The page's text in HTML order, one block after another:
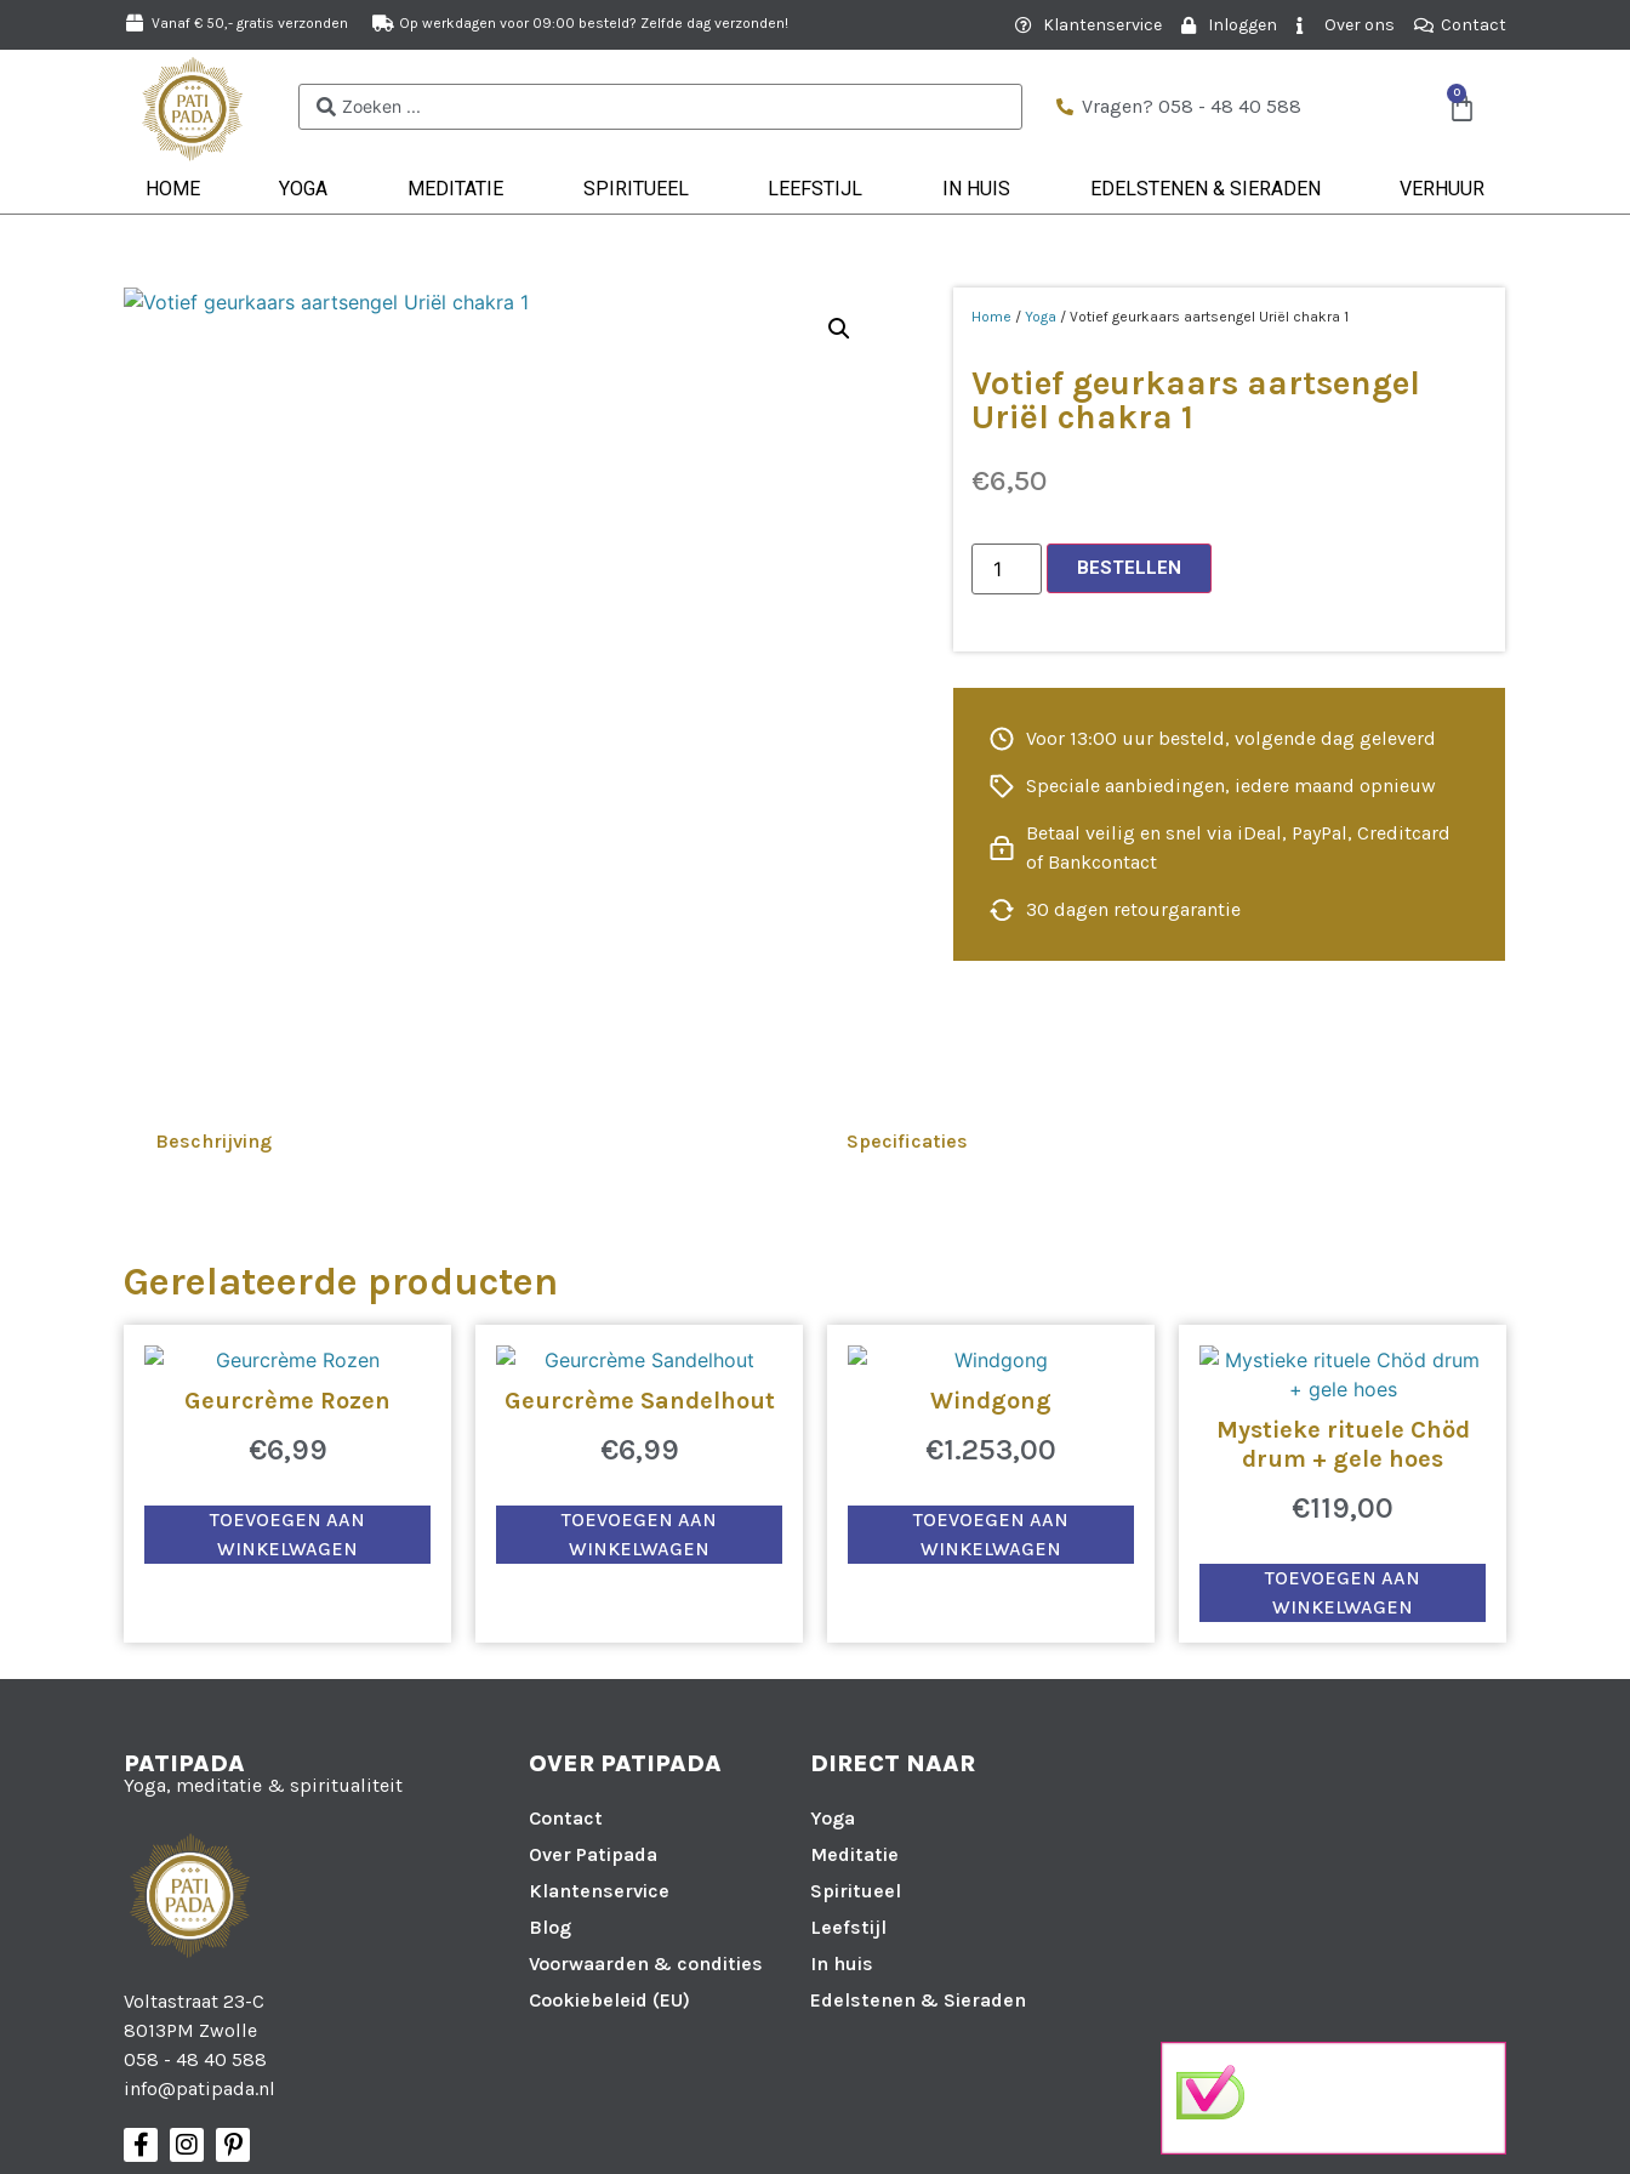
Vanaf € 50,- gratis verzonden Op werkdagen voor 09:00 besteld? Zelfde dag verzonden! Klantenservice Inloggen Over ons Contact
Vragen? 058 - 48 40 588
0
HOME YOGA MEDITATIE SPIRITUEEL LEEFSTIJL IN HUIS EDELSTENEN & SIERADEN VERHUUR
Home / Yoga / Votief geurkaars aartsengel Uriël chakra 1
Votief geurkaars aartsengel
Uriël chakra 1
€6,50
BESTELLEN
Voor 13:00 uur besteld, volgende dag geleverd
Speciale aanbiedingen, iedere maand opnieuw
Betaal veilig en snel via iDeal, PayPal, Creditcard
of Bankcontact
30 dagen retourgarantie
Beschrijving Specificaties
Gerelateerde producten
Geurcrème Rozen
€6,99
TOEVOEGEN AAN
WINKELWAGEN
Geurcrème Sandelhout
€6,99
TOEVOEGEN AAN
WINKELWAGEN
Windgong
€1.253,00
TOEVOEGEN AAN
WINKELWAGEN
Mystieke rituele Chöd
drum + gele hoes
€119,00
TOEVOEGEN AAN
WINKELWAGEN
PATIPADA
Yoga, meditatie & spiritualiteit
Voltastraat 23-C
8013PM Zwolle
058 - 48 40 588
info@patipada.nl
OVER PATIPADA
Contact
Over Patipada
Klantenservice
Blog
Voorwaarden & condities
Cookiebeleid (EU)
DIRECT NAAR
Yoga
Meditatie
Spiritueel
Leefstijl
In huis
Edelstenen & Sieraden